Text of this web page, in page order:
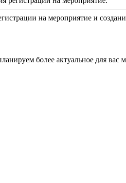
на мероприятие и
более актуальное для вас